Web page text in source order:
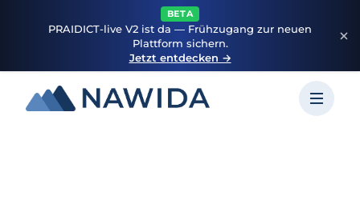
BETA
PRAIDICT-live V2 ist da — Frühzugang zur neuen
Plattform sichern.
Jetzt entdecken →